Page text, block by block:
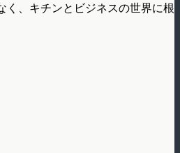
く、キチンとビジネスの世界に根